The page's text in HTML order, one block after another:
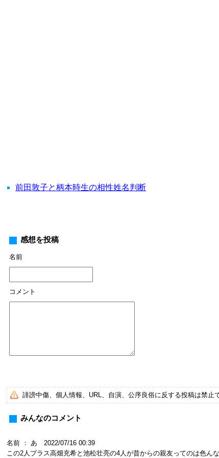
前田敦子と柄本時生の相性姓名判断
感想を投稿
名前
コメント
誹謗中傷、個人情報、URL、自演、公序良俗に反する投稿は禁
みんなのコメント
名前 ： あ 2022/07/16 00:39
この2人プラス高畑充希と池松壮亮の4人が昔からの親友ってのは色